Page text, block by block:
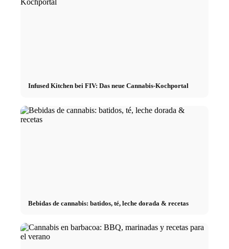
Infused Kitchen bei FIV: Das neue Cannabis-Kochportal
Bebidas de cannabis: batidos, té, leche dorada & recetas